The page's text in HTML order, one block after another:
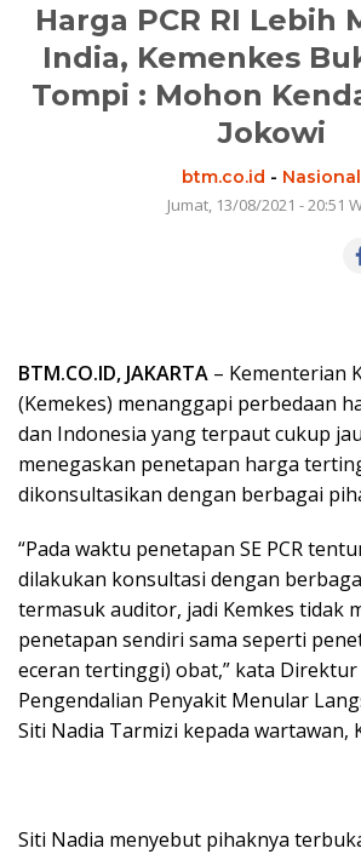
Harga PCR RI Lebih
India, Kemenkes
Tompi : Mohon
Jokowi
btm.co.id - Nasional
Jumat, 13/08/2021 - 20:51
BTM.CO.ID, JAKARTA – Kementerian
(Kemekes) menanggapi perbedaan
dan Indonesia yang terpaut cukup
menegaskan penetapan harga
dikonsultasikan dengan berbagai
“Pada waktu penetapan SE PCR
dilakukan konsultasi dengan
termasuk auditor, jadi Kemkes tidak
penetapan sendiri sama seperti
eceran tertinggi) obat,” kata Direktur
Pengendalian Penyakit Menular
Siti Nadia Tarmizi kepada wartawan,
Siti Nadia menyebut pihaknya